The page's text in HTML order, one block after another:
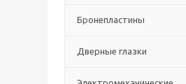
Бронепластины
Дверные глазки